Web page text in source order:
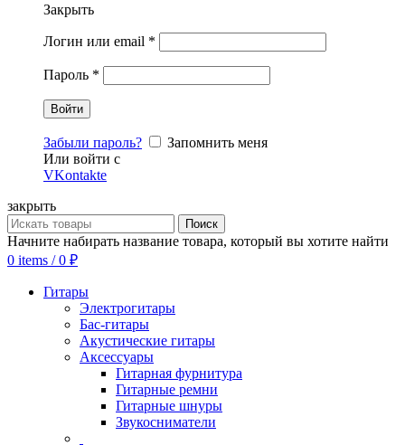
Закрыть
Логин или email *
Пароль *
Забыли пароль?
Запомнить меня
Или войти с
VKontakte
закрыть
Поиск
Начните набирать название товара, который вы хотите найти
0 items / 0 ₽
Гитары
Электрогитары
Бас-гитары
Акустические гитары
Аксессуары
Гитарная фурнитура
Гитарные ремни
Гитарные шнуры
Звукосниматели